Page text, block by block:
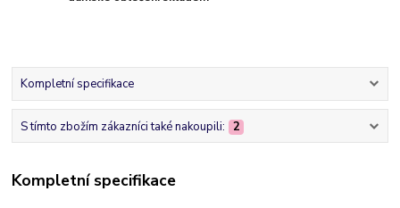
Kompletní specifikace
S tímto zbožím zákazníci také nakoupili: 2
Kompletní specifikace